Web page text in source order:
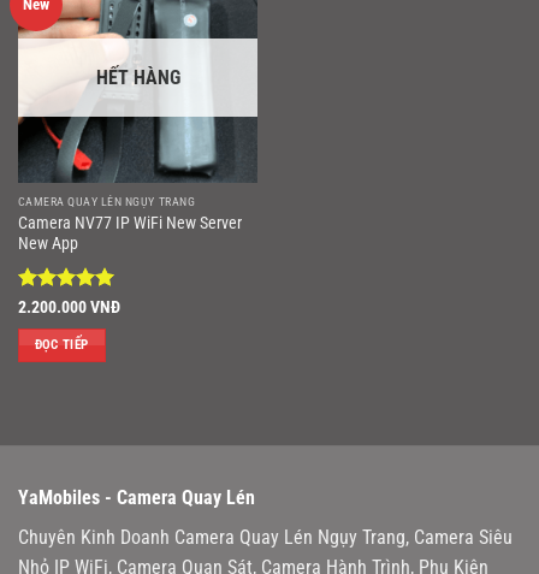
New
HẾT HÀNG
CAMERA QUAY LÉN NGỤY TRANG
Camera NV77 IP WiFi New Server
New App
Được xếp
hạng55
sao
2.200.000VNĐ
ĐỌC TIẾP
YaMobiles - Camera Quay Lén
Chuyên Kinh Doanh Camera Quay Lén Ngụy Trang, Camera Siêu
Nhỏ IP WiFi, Camera Quan Sát, Camera Hành Trình, Phụ Kiện